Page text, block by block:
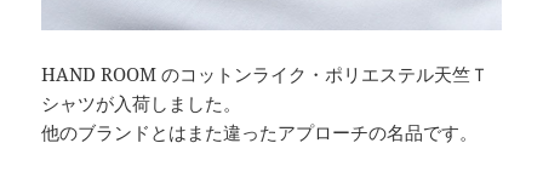
HAND ROOM のコットンライク・ポリエステル天竺Ｔ
シャツが入荷しました。
他のブランドとはまた違ったアプローチの名品です。